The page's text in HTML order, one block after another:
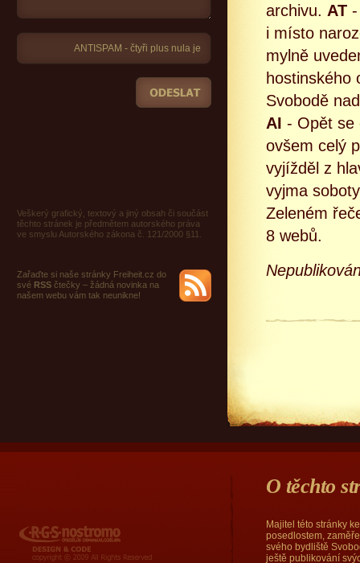
Veškerý grafický, textový a jiný obsah či součást
těchto stránek je předmětem autorského práva
ve smyslu Autorského zákona č. 121/2000 §11.
Zařaďte si naše stránky Freiheit.cz do
své RSS čtečky – žádná novinka na
našem webu vám tak neunikne!
archivu. AT
i místo
mylně
hostinského
Svobodě
AI - Opět se
ovšem celý
vyjížděl z
vyjma
Zeleném
8 webů.
RGS Nostromo
O těchto
Majitel této stránky
posedlostem,
svého bydliště
ještě publikování